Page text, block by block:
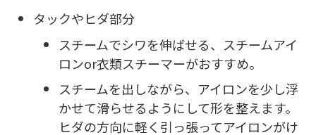
タックやヒダ部分
スチームでシワを伸ばせる、スチームアイ
ロンor衣類スチーマーがおすすめ。
スチームを出しながら、アイロンを少し浮
かせて滑らせるようにして形を整えます。
ヒダの方向に軽く引っ張ってアイロンがけ